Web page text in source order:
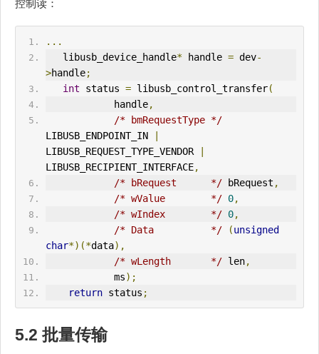
控制读：
...
   libusb_device_handle
* handle = dev-
>handle;
int status = libusb_control_transfer(
            handle
,
/* bmRequestType */
LIBUSB_ENDPOINT_IN
LIBUSB_REQUEST_TYPE_VENDOR
LIBUSB_RECIPIENT_INTERFACE,
/* bRequest      */ bRequest ,
/* wValue        */ 0,
/* wIndex        */ 0,
/* Data          */
(unsigned
char*)(*data),
/* wLength       */ len,
            ms
);
return status ;
5.2 批量传输